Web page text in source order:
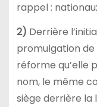
rappel :
2) Derrière
promulgation
réforme qu’elle
nom, le même
siège derrière la